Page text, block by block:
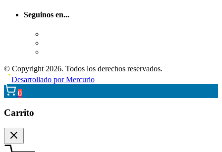
Seguinos en...
© Copyright 2026. Todos los derechos reservados.
Desarrollado por Mercurio
0
Carrito